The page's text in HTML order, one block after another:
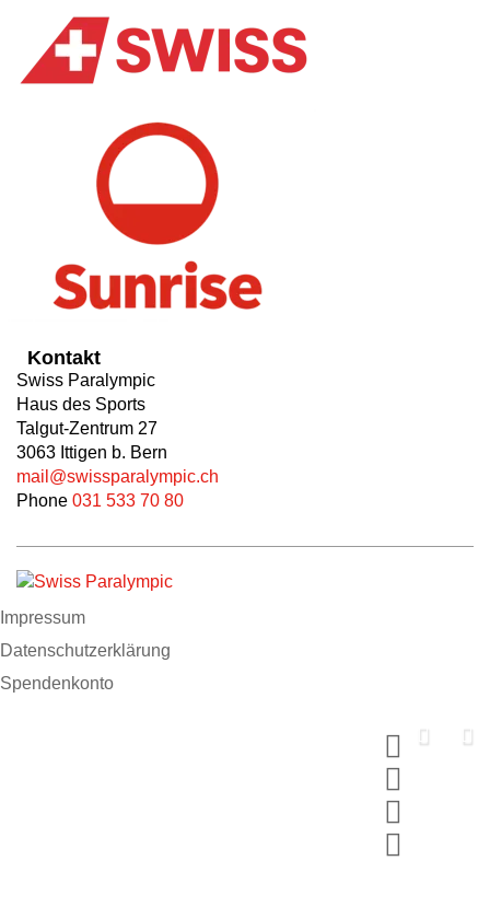
Kontakt
Swiss Paralympic
Haus des Sports
Talgut-Zentrum 27
3063 Ittigen b. Bern
mail@swissparalympic.ch
Phone 031 533 70 80
Impressum
Datenschutzerklärung
Spendenkonto